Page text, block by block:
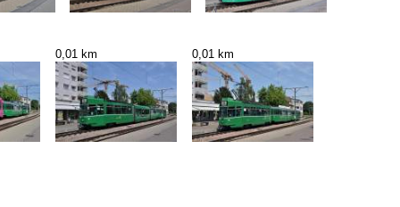
0,01 km 0,01 km